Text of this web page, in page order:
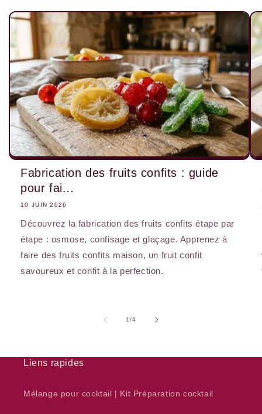
Fabrication des fruits confits : guide
pour fai...
10 JUIN 2026
Découvrez la fabrication des fruits confits étape par
étape : osmose, confisage et glaçage. Apprenez à
faire des fruits confits maison, un fruit confit
savoureux et confit à la perfection.
1/de4
Liens rapides
Mélange pour cocktail | Kit Préparation cocktail